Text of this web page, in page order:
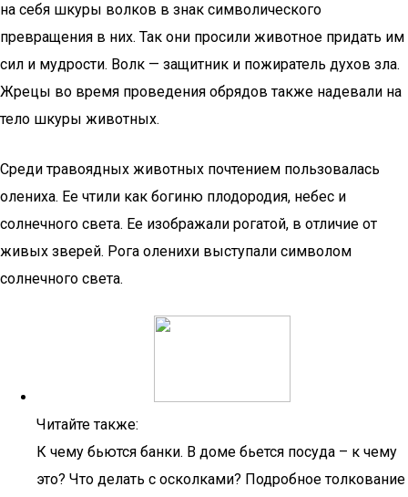
на себя шкуры волков в знак символического
превращения в них. Так они просили животное придать им
сил и мудрости. Волк — защитник и пожиратель духов зла.
Жрецы во время проведения обрядов также надевали на
тело шкуры животных.
Среди травоядных животных почтением пользовалась
олениха. Ее чтили как богиню плодородия, небес и
солнечного света. Ее изображали рогатой, в отличие от
живых зверей. Рога оленихи выступали символом
солнечного света.
Читайте также:
К чему бьются банки. В доме бьется посуда – к чему
это? Что делать с осколками? Подробное толкование